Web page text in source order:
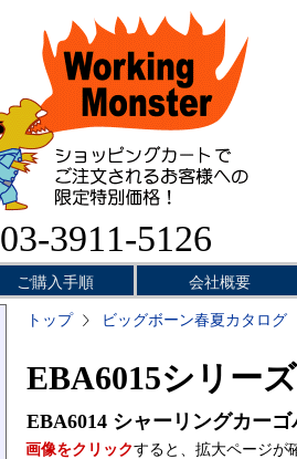
03-3911-5126
ご購入手順 会社概要
トップ ビッグボーン春夏カタログ
EBA6015シリーズ
EBA6014 シャーリングカーゴ
画像をクリックすると、拡大ページが